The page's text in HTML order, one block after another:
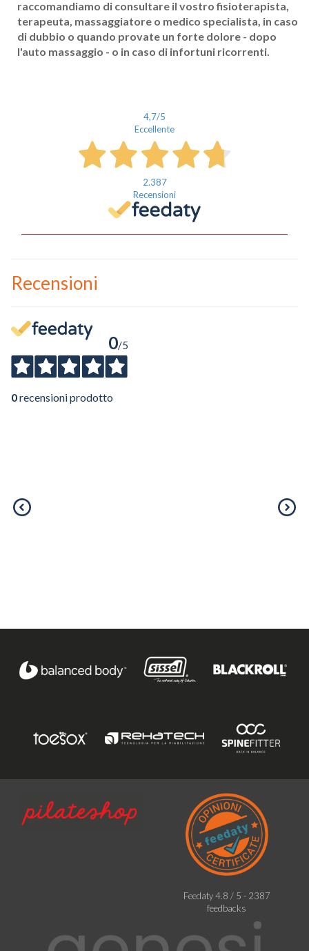
Cognome
eMail
Genesi srl. Informativa Privacy
raccomandiamo di consultare il vostro fisioterapista,
terapeuta, massaggiatore o medico specialista, in caso
di dubbio o quando provate un forte dolore - dopo
l'auto massaggio - o in caso di infortuni ricorrenti.
4,7/5
Eccellente
2.387
Recensioni
Recensioni
0/5
0recensioni prodotto
Feedaty4.8 / 5 - 2387
feedbacks